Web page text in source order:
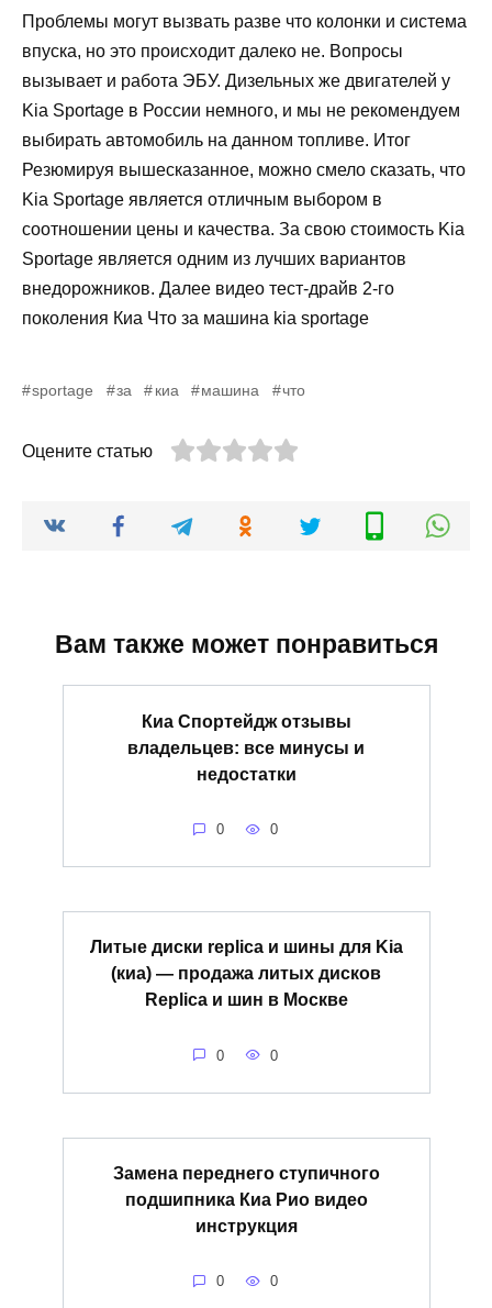
Проблемы могут вызвать разве что колонки и система
впуска, но это происходит далеко не. Вопросы
вызывает и работа ЭБУ. Дизельных же двигателей у
Kia Sportage в России немного, и мы не рекомендуем
выбирать автомобиль на данном топливе. Итог
Резюмируя вышесказанное, можно смело сказать, что
Kia Sportage является отличным выбором в
соотношении цены и качества. За свою стоимость Kia
Sportage является одним из лучших вариантов
внедорожников. Далее видео тест-драйв 2-го
поколения Киа Что за машина kia sportage
sportage за киа машина что
Оцените статью
Вам также может понравиться
Киа Спортейдж отзывы
владельцев: все минусы и
недостатки
0 0
Литые диски replica и шины для Kia
(киа) — продажа литых дисков
Replica и шин в Москве
0 0
Замена переднего ступичного
подшипника Киа Рио видео
инструкция
0 0